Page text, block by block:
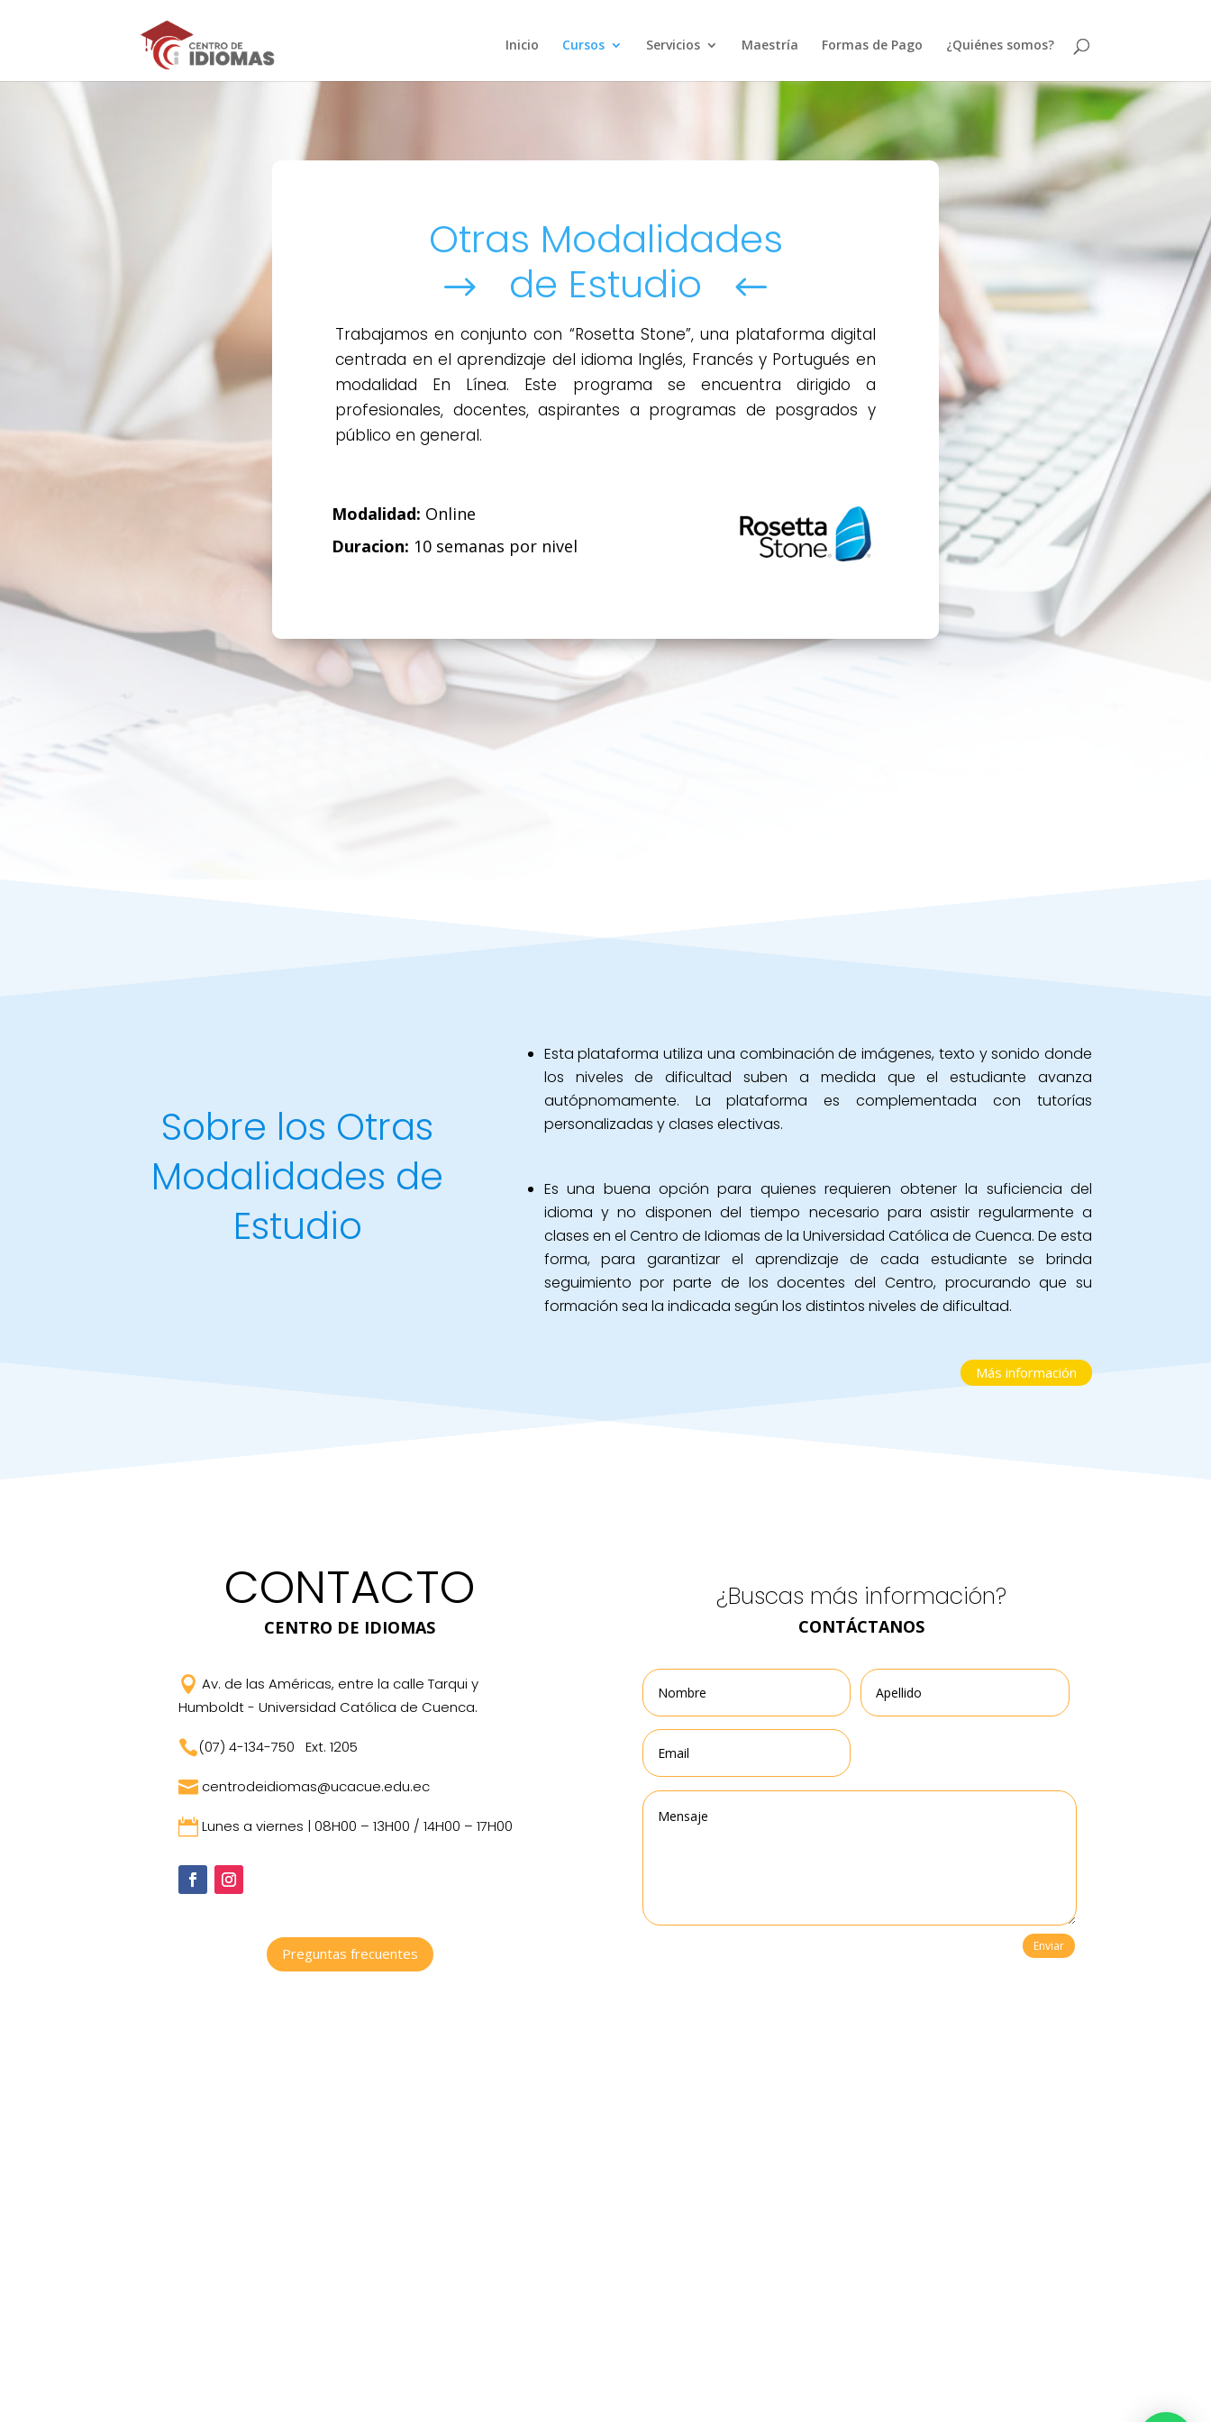
Inicio Cursos Servicios Maestría Formas de Pago ¿Quiénes somos?
Otras Modalidades
$ de Estudio #
Trabajamos en conjunto con “Rosetta Stone”, una plataforma digital
centrada en el aprendizaje del idioma Inglés, Francés y Portugués en
modalidad En Línea. Este programa se encuentra dirigido a
profesionales, docentes, aspirantes a programas de posgrados y
público en general.
Modalidad: Online
Duracion: 10 semanas por nivel
Sobre los Otras
Modalidades de
Estudio
Esta plataforma utiliza una combinación de imágenes, texto y sonido donde
los niveles de dificultad suben a medida que el estudiante avanza
autópnomamente. La plataforma es complementada con tutorías
personalizadas y clases electivas.
Es una buena opción para quienes requieren obtener la suficiencia del
idioma y no disponen del tiempo necesario para asistir regularmente a
clases en el Centro de Idiomas de la Universidad Católica de Cuenca. De esta
forma, para garantizar el aprendizaje de cada estudiante se brinda
seguimiento por parte de los docentes del Centro, procurando que su
formación sea la indicada según los distintos niveles de dificultad.
Más información
CONTACTO
CENTRO DE IDIOMAS
 Av. de las Américas, entre la calle Tarqui y
Humboldt - Universidad Católica de Cuenca.
(07) 4-134-750 Ext. 1205
centrodeidiomas@ucacue.edu.ec
Lunes a viernes | 08H00 – 13H00 / 14H00 – 17H00
Preguntas frecuentes
¿Buscas más información?
CONTÁCTANOS
Enviar